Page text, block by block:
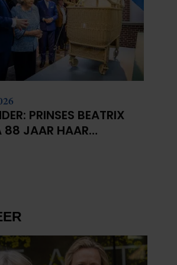
PRINSES BEATRIX
88 JAAR HAAR